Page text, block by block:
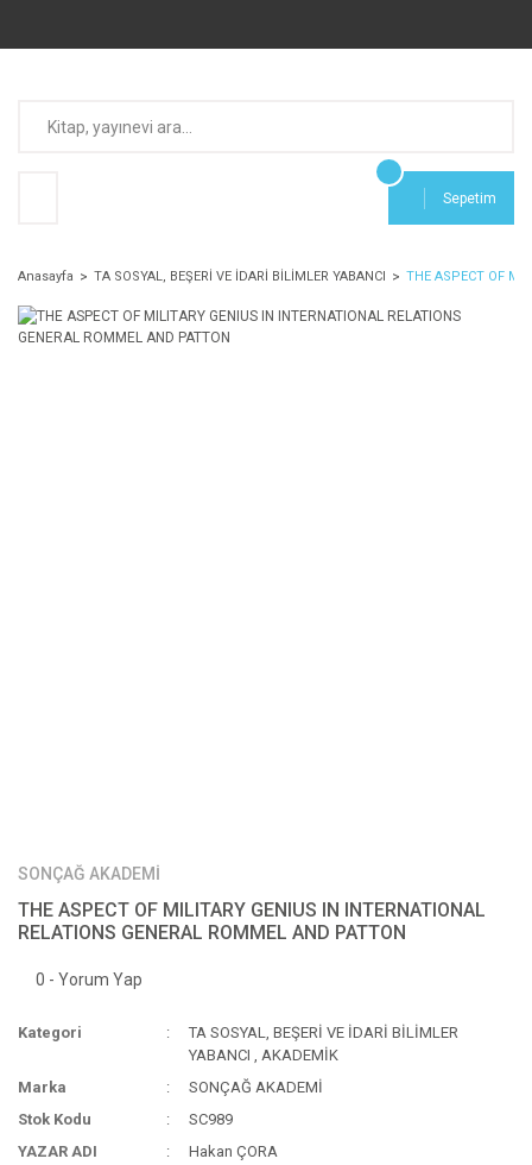
Sepetim
Anasayfa TA SOSYAL, BEŞERİ VE İDARİ BİLİMLER YABANCI THE ASPECT OF
SONÇAĞ AKADEMİ
THE ASPECT OF MILITARY GENIUS IN INTERNATIONAL
RELATIONS GENERAL ROMMEL AND PATTON
0 - Yorum Yap
Kategori
TA SOSYAL, BEŞERİ VE İDARİ BİLİMLER
YABANCI ,AKADEMİK
Marka
SONÇAĞ AKADEMİ
Stok Kodu
SC989
YAZAR ADI
Hakan ÇORA